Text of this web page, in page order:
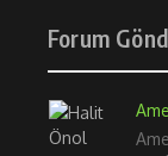
Forum